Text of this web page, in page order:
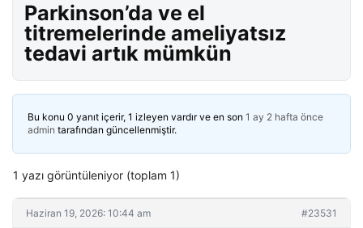
Parkinson’da ve el
titremelerinde ameliyatsız
tedavi artık mümkün
Bu konu 0 yanıt içerir, 1 izleyen vardır ve en son 1 ay 2 hafta önce
admin tarafından güncellenmiştir.
1 yazı görüntüleniyor (toplam 1)
Haziran 19, 2026: 10:44 am #23531